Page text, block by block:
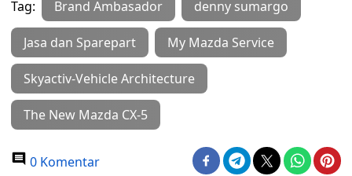
Tag: Brand Ambasador denny sumargo
Jasa dan Sparepart My Mazda Service
Skyactiv-Vehicle Architecture
The New Mazda CX-5
0 Komentar